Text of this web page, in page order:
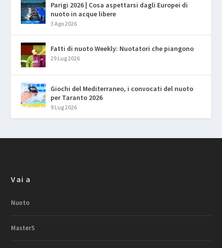
Parigi 2026 | Cosa aspettarsi dagli Europei di
nuoto in acque libere
3 Ago 2026
Fatti di nuoto Weekly: Nuotatori che piangono
29 Lug 2026
Giochi del Mediterraneo, i convocati del nuoto
per Taranto 2026
9 Lug 2026
Vai a
Nuoto
MasterS